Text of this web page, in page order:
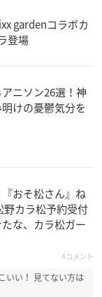
gardenコラボカ
登場
ニソン26選！神
けの憂鬱気分を
おそ松さん』ね
野カラ松予約受付
な、カラ松ガー
4コメント
いい！ 見てない方は